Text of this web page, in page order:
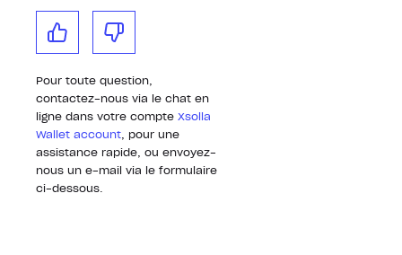
Pour toute question,
contactez-nous via le chat en
ligne dans votre compte Xsolla
Wallet account , pour une
assistance rapide, ou envoyez-
nous un e-mail via le formulaire
ci-dessous.